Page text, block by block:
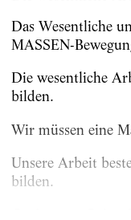
Das Wesentliche
MASSEN-
Die wesentliche
bilden.
Wir müssen eine
Unsere Arbeit
bilden.